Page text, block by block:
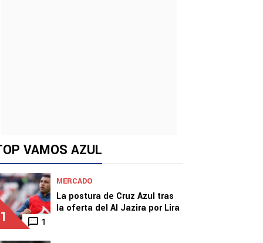
VAMOS AZUL
1 1
MERCADO
La postura de Cruz Azul tras
la oferta del Al Jazira por Lira